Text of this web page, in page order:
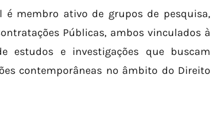
é membro ativo de grupos de pesquisa,
Públicas, ambos vinculados à
estudos e investigações que buscam
contemporâneas no âmbito do Direito